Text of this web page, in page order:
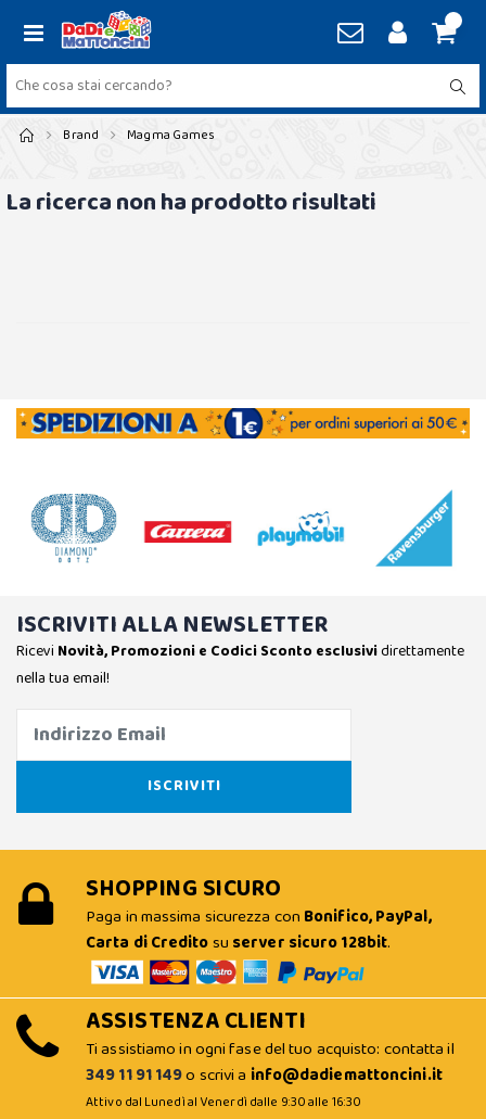
Brand Magma Games
La ricerca non ha prodotto risultati
ISCRIVITI ALLA NEWSLETTER
Ricevi Novità, Promozioni e Codici Sconto esclusividirettamente
nella tua email!
SHOPPING SICURO
Paga in massima sicurezza con Bonifico, PayPal,
Carta di Creditosu server sicuro 128bit.
ASSISTENZA CLIENTI
Ti assistiamo in ogni fase del tuo acquisto: contatta il
349 11 91 149o scrivi a info@dadiemattoncini.it
Attivo dal Lunedì al Venerdì dalle 9:30 alle 16:30